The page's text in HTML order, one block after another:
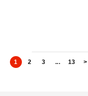
1 2 3 ... 13 >